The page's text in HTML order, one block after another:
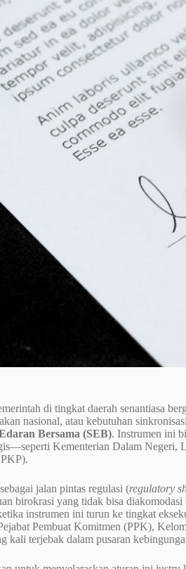
di tingkat daerah senantiasa
nasional, atau kebutuhan
Bersama (SEB). Instrumen ini
Kementerian Dalam Negeri,
jalan pintas regulasi (regulatory
birokrasi yang tidak bisa diakomodasi
instrumen ini turun ke tingkat
Pembuat Komitmen (PPK),
terjebak dalam pusaran